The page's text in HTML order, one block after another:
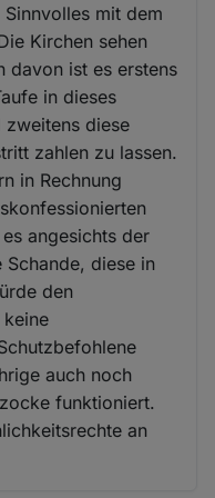
mit dem
Kirchen sehen
davon ist es erstens
in dieses
zweitens diese
zahlen zu lassen.
in Rechnung
angesichts der
Schande, diese in
den
auch noch
funktioniert.
an